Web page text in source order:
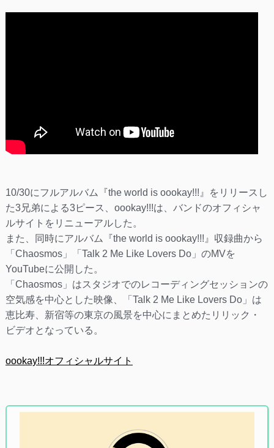
10/30にフルアルバム『the world is oookay!!!』をリリースし
た3兄弟による3ピース、oookay!!!は、バンドのオフィシャ
ルサイトをリニューアルした。
また、同時にアルバム『the world is oookay!!!』収録曲から
「Chaosmos」「Talk 2 Me Like Lovers Do」のMVを
YouTubeに公開した。
「Chaosmos」はスタジオでのレコーディングセッションの
空気感を中心とした映像、「Talk 2 Me Like Lovers Do」は
恵比寿、新宿等の東京の風景を中心にまとめたリリック・
ビデオとなっている。
oookay!!!オフィシャルサイト